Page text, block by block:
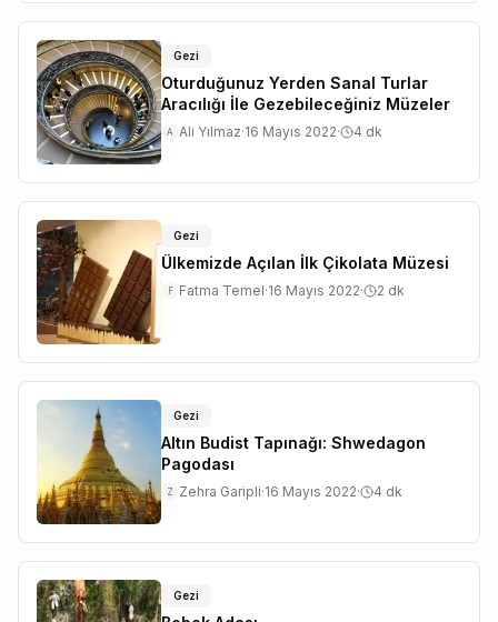
Gezi
Oturduğunuz Yerden Sanal Turlar
Aracılığı İle Gezebileceğiniz Müzeler
A Ali Yılmaz·16 Mayıs 2022· 4 dk
Gezi
Ülkemizde Açılan İlk Çikolata Müzesi
F Fatma Temel·16 Mayıs 2022· 2 dk
Gezi
Altın Budist Tapınağı: Shwedagon
Pagodası
Z Zehra Garipli·16 Mayıs 2022· 4 dk
Gezi